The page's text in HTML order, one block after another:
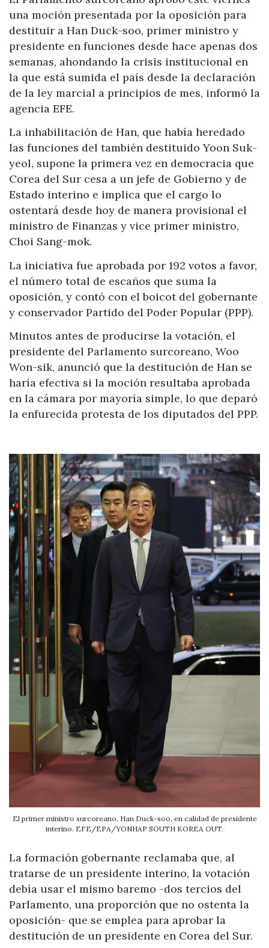
una moción presentada por la oposición para
destituir a Han Duck-soo, primer ministro y
presidente en funciones desde hace apenas dos
semanas, ahondando la crisis institucional en
la que está sumida el país desde la declaración
de la ley marcial a principios de mes, informó la
agencia EFE.
La inhabilitación de Han, que había heredado
las funciones del también destituido Yoon Suk-
yeol, supone la primera vez en democracia que
Corea del Sur cesa a un jefe de Gobierno y de
Estado interino e implica que el cargo lo
ostentará desde hoy de manera provisional el
ministro de Finanzas y vice primer ministro,
Choi Sang-mok.
La iniciativa fue aprobada por 192 votos a favor,
el número total de escaños que suma la
oposición, y contó con el boicot del gobernante
y conservador Partido del Poder Popular (PPP).
Minutos antes de producirse la votación, el
presidente del Parlamento surcoreano, Woo
Won-sik, anunció que la destitución de Han se
haría efectiva si la moción resultaba aprobada
en la cámara por mayoría simple, lo que deparó
la enfurecida protesta de los diputados del PPP.
El primer ministro surcoreano, Han Duck-soo, en calidad de presidente
interino. EFE/EPA/YONHAP SOUTH KOREA OUT.
La formación gobernante reclamaba que, al
tratarse de un presidente interino, la votación
debía usar el mismo baremo -dos tercios del
Parlamento, una proporción que no ostenta la
oposición- que se emplea para aprobar la
destitución de un presidente en Corea del Sur.